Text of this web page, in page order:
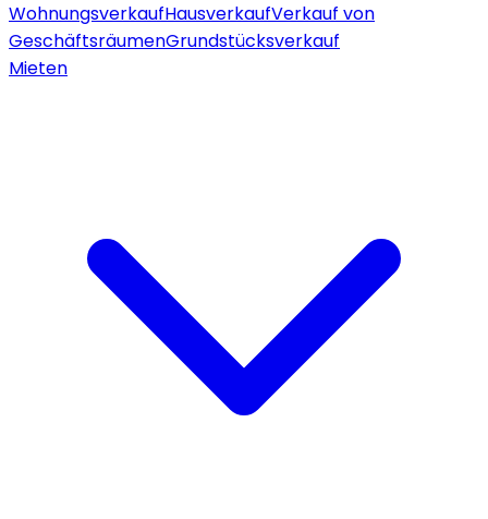
WohnungsverkaufHausverkaufVerkauf von
GeschäftsräumenGrundstücksverkauf
Mieten